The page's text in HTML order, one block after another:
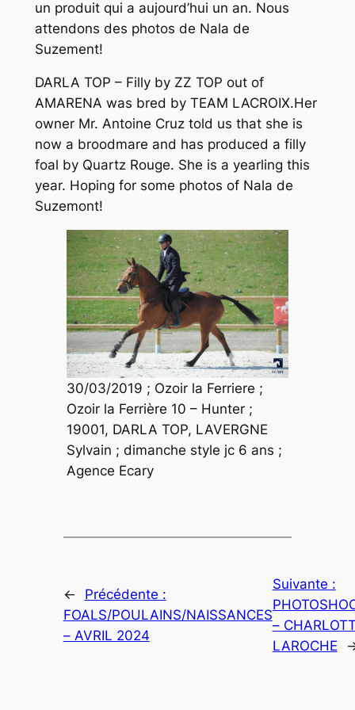
un produit qui a aujourd’hui un an. Nous
attendons des photos de Nala de
Suzement!
DARLA TOP – Filly by ZZ TOP out of
AMARENA was bred by TEAM LACROIX.Her
owner Mr. Antoine Cruz told us that she is
now a broodmare and has produced a filly
foal by Quartz Rouge. She is a yearling this
year. Hoping for some photos of Nala de
Suzemont!
30/03/2019 ; Ozoir la Ferriere ;
Ozoir la Ferrière 10 – Hunter ;
19001, DARLA TOP, LAVERGNE
Sylvain ; dimanche style jc 6 ans ;
Agence Ecary
←
Précédente :
FOALS/POULAINS/NAISSANCES
– AVRIL 2024
Suivante :
–
LAROCHE